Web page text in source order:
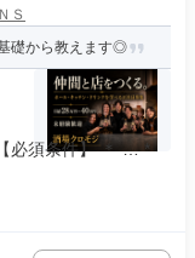
Ｓ
礎から教えます◎
必須条件】 ＊ … *